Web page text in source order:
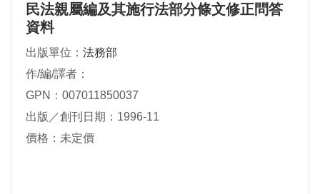
民法親屬編及其施行法部分條文修正問答
資料
出版單位： 法務部
作/編/譯者：
GPN：007011850037
出版／創刊日期：1996-11
價格：未定價